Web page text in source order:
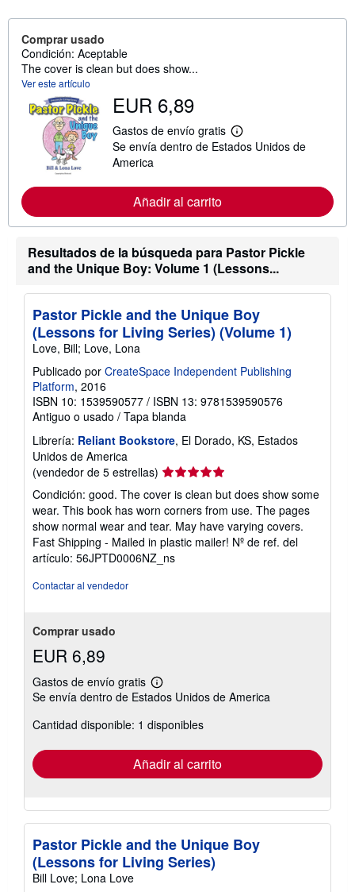
Comprar usado
Condición: Aceptable
The cover is clean but does show...
Ver este artículo
EUR 6,89
Gastos de envío gratis
M
á
r
m
c
i
n
o
r
a
t
a
f
e
n
v
í
Se envía dentro de Estados Unidos de
America
Añadir al carrito
Resultados de la búsqueda para Pastor Pickle
and the Unique Boy: Volume 1 (Lessons...
Pastor Pickle and the Unique Boy
(Lessons for Living Series) (Volume 1)
Love, Bill; Love, Lona
Publicado por CreateSpace Independent Publishing
Platform, 2016
ISBN 10: 1539590577 / ISBN 13: 9781539590576
Antiguo o usado / Tapa blanda
Librería: Reliant Bookstore, El Dorado, KS, Estados
Unidos de America
(vendedor de 5 estrellas) Calificación
del
vendedor:
5
de
5
estrellas
Condición: good. The cover is clean but does show some
wear. This book has worn corners from use. The pages
show normal wear and tear. May have varying covers.
Fast Shipping - Mailed in plastic mailer! Nº de ref. del
artículo: 56JPTD0006NZ_ns
Contactar al vendedor
Comprar usado
EUR 6,89
Gastos de envío gratis
Más
información
las
tarifas
envío
Se envía dentro de Estados Unidos de America
Cantidad disponible: 1 disponibles
Añadir al carrito
Pastor Pickle and the Unique Boy
(Lessons for Living Series)
Bill Love; Lona Love